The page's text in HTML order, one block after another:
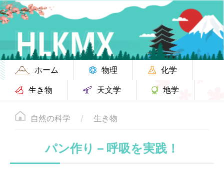
ホーム 物理
化学
生き物
天文学 地学
自然の科学 生き物
パン作り – 呼吸を実践！